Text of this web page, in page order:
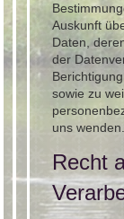
Auskunft
Daten,
der
sowie zu
uns wenden.
Recht